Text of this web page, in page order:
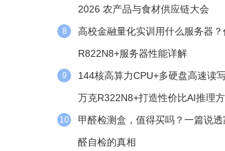
2026 农产品与食材供应链大会
8
高校金融量化实训用什么服务器
R822N8+服务器性能详解
9
144核高算力CPU+多硬盘高速读
万克R322N8+打造性价比AI推理
10
甲醛检测盒，值得买吗？一篇说透
醛自检的真相